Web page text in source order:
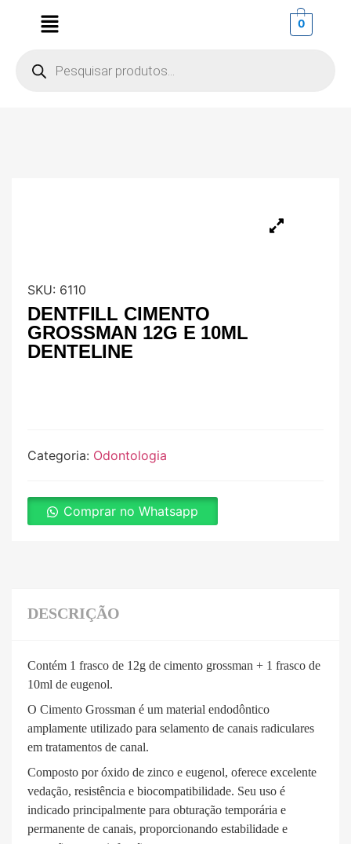
0
SKU: 6110
DENTFILL CIMENTO
GROSSMAN 12G E 10ML
DENTELINE
Categoria: Odontologia
Comprar no Whatsapp
DESCRIÇÃO
Contém 1 frasco de 12g de cimento grossman + 1 frasco de
10ml de eugenol.
O Cimento Grossman é um material endodôntico
amplamente utilizado para selamento de canais radiculares
em tratamentos de canal.
Composto por óxido de zinco e eugenol, oferece excelente
vedação, resistência e biocompatibilidade. Seu uso é
indicado principalmente para obturação temporária e
permanente de canais, proporcionando estabilidade e